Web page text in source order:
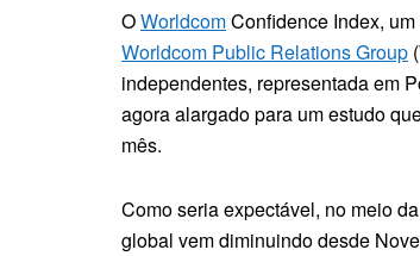
OWorldcomConfidence Index,
Worldcom Public Relations Group
independentes, representada em
agora alargado para um estudo
mês.
Como seria expectável, no meio
global vem diminuindo desde